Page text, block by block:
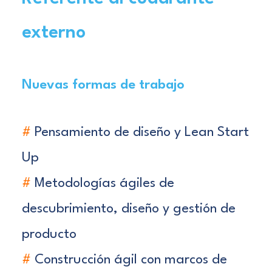
externo
Nuevas formas de trabajo
# Pensamiento de diseño y Lean Start
Up
# Metodologías ágiles de
descubrimiento, diseño y gestión de
producto
# Construcción ágil con marcos de